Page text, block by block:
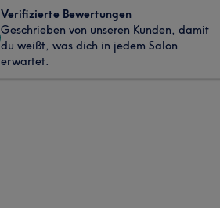
Verifizierte Bewertungen
Geschrieben von unseren Kunden, damit
du weißt, was dich in jedem Salon
erwartet.